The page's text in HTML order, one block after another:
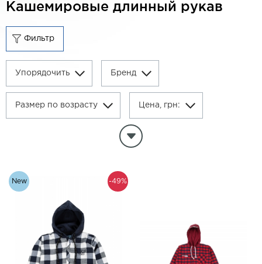
Кашемировые длинный рукав
Фильтр
Упорядочить Бренд
Размер по возрасту Цена, грн:
Очитистить параметры фильтра
-49%
New